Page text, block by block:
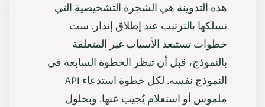
هذه التدوينة هي الشجرة التشخيصية التي
نسلكها بالترتيب عند إطلاق إنذار. ست
خطوات تستبعد الأسباب غير المتعلقة
بالنموذج، قبل أن تنظر الخطوة السابعة في
النموذج نفسه. لكل خطوة استدعاء API
ملموس أو استعلام يُجيب عنها. وبحلول